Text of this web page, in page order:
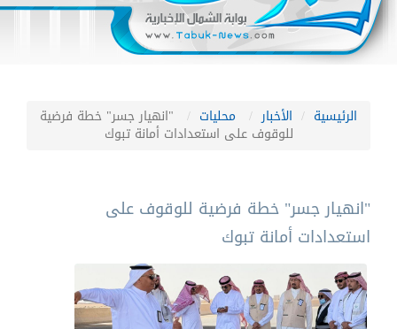
الرئيسية الأخبار محليات "انهيار جسر" خطة فرضية
للوقوف على استعدادات أمانة تبوك
"انهيار جسر" خطة فرضية للوقوف على
استعدادات أمانة تبوك